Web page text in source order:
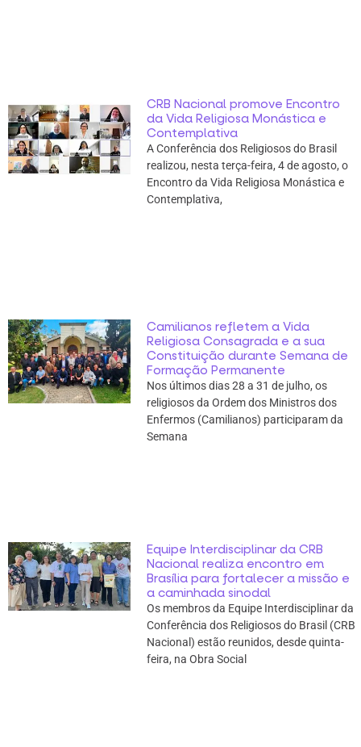
CRB Nacional promove Encontro
da Vida Religiosa Monástica e
Contemplativa
A Conferência dos Religiosos do Brasil
realizou, nesta terça-feira, 4 de agosto, o
Encontro da Vida Religiosa Monástica e
Contemplativa,
Camilianos refletem a Vida
Religiosa Consagrada e a sua
Constituição durante Semana de
Formação Permanente
Nos últimos dias 28 a 31 de julho, os
religiosos da Ordem dos Ministros dos
Enfermos (Camilianos) participaram da
Semana
Equipe Interdisciplinar da CRB
Nacional realiza encontro em
Brasília para fortalecer a missão e
a caminhada sinodal
Os membros da Equipe Interdisciplinar da
Conferência dos Religiosos do Brasil (CRB
Nacional) estão reunidos, desde quinta-
feira, na Obra Social